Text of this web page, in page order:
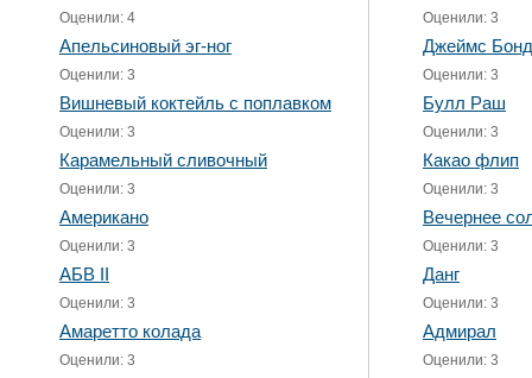
Оценили: 4
Апельсиновый эг-ног
Оценили: 3
Вишневый коктейль с поплавком
Оценили: 3
Карамельный сливочный
Оценили: 3
Американо
Оценили: 3
АБВ II
Оценили: 3
Амаретто колада
Оценили: 3
Оценили: 3
Джеймс
Оценили: 3
Булл Раш
Оценили: 3
Какао флип
Оценили: 3
Вечернее
Оценили: 3
Данг
Оценили: 3
Адмирал
Оценили: 3